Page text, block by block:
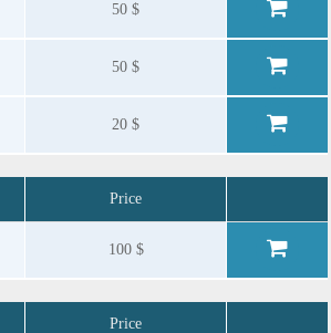
50 $
50 $
20 $
Price
100 $
Price